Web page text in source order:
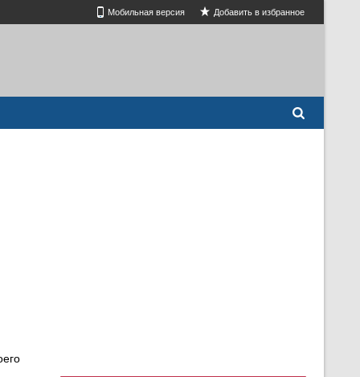
Мобильная версия Добавить в избранное